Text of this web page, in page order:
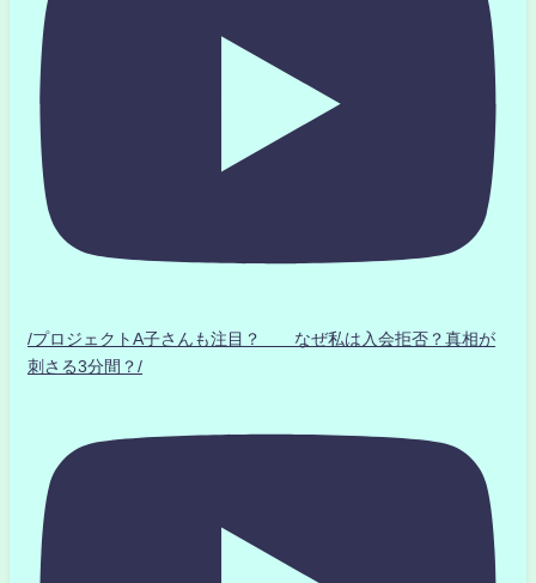
/プロジェクトA子さんも注目？ なぜ私は入会拒否？真相が
刺さる3分間？/